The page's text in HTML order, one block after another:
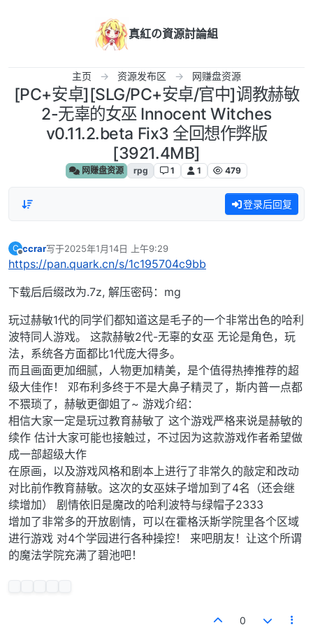
真紅の資源討論組
主页 资源发布区 网赚盘资源
[PC+安卓][SLG/PC+安卓/官中]调教赫敏
2-无辜的女巫 Innocent Witches
v0.11.2.beta Fix3 全回想作弊版
[3921.4MB]
网赚盘资源 rpg 1 1 479
登录后回复
C
离线
ccrar写于2025年1月14日 上午9:29
最后由 编辑
https://pan.quark.cn/s/1c195704c9bb
下载后后缀改为.7z, 解压密码：mg
玩过赫敏1代的同学们都知道这是毛子的一个非常出色的哈利
波特同人游戏。 这款赫敏2代-无辜的女巫 无论是角色，玩
法，系统各方面都比1代庞大得多。
而且画面更加细腻，人物更加精美，是个值得热捧推荐的超
级大佳作！ 邓布利多终于不是大鼻子精灵了，斯内普一点都
不猥琐了，赫敏更御姐了~ 游戏介绍：
相信大家一定是玩过教育赫敏了 这个游戏严格来说是赫敏的
续作 估计大家可能也接触过，不过因为这款游戏作者希望做
成一部超级大作
在原画，以及游戏风格和剧本上进行了非常久的敲定和改动
对比前作教育赫敏。这次的女巫妹子增加到了4名（还会继
续增加） 剧情依旧是魔改的哈利波特与绿帽子2333
增加了非常多的开放剧情，可以在霍格沃斯学院里各个区域
进行游戏 对4个学园进行各种操控！ 来吧朋友！让这个所谓
的魔法学院充满了碧池吧！
0